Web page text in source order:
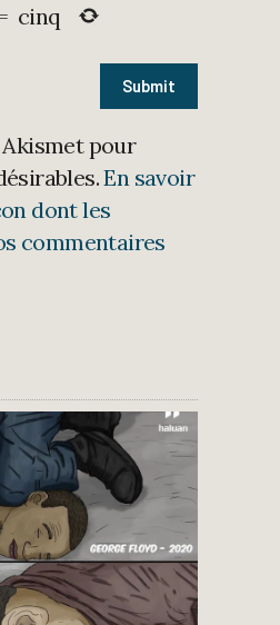
cinq
pour
En savoir
dont les
commentaires